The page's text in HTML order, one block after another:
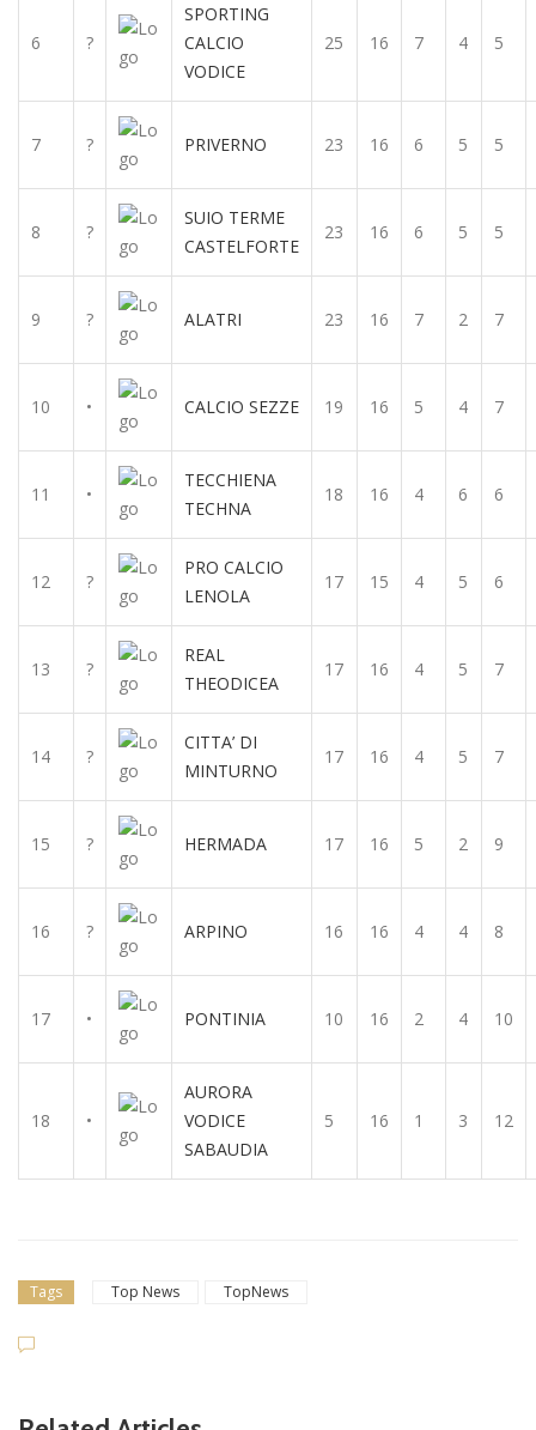
6 ?
SPORTING
CALCIO
VODICE
25 16 7 4 5
7 ? PRIVERNO 23 16 6 5 5
8 ?
SUIO TERME
CASTELFORTE
23 16 6 5 5
9 ? ALATRI 23 16 7 2 7
10 • CALCIO SEZZE 19 16 5 4 7
11 •
TECCHIENA
TECHNA
18 16 4 6 6
12 ?
PRO CALCIO
LENOLA
17 15 4 5 6
13 ?
REAL
THEODICEA
17 16 4 5 7
14 ?
CITTA’ DI
MINTURNO
17 16 4 5 7
15 ? HERMADA 17 16 5 2 9
16 ? ARPINO 16 16 4 4 8
17 • PONTINIA 10 16 2 4 10
18 •
AURORA
VODICE
SABAUDIA
5 16 1 3 12
Tags Top News TopNews